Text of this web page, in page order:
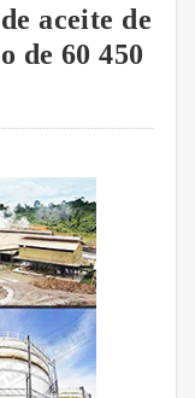
aceite de
de 60 450